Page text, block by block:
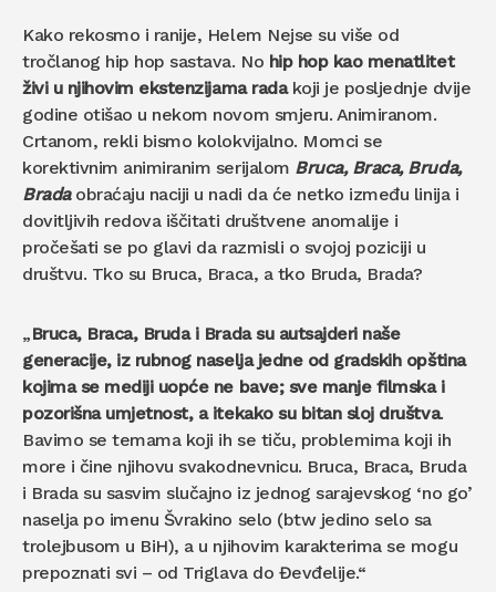
Kako rekosmo i ranije, Helem Nejse su više od
tročlanog hip hop sastava. No hip hop kao menatlitet
živi u njihovim ekstenzijama radakoji je posljednje dvije
godine otišao u nekom novom smjeru. Animiranom.
Crtanom, rekli bismo kolokvijalno. Momci se
korektivnim animiranim serijalom Bruca, Braca, Bruda,
Bradaobraćaju naciji u nadi da će netko između linija i
dovitljivih redova iščitati društvene anomalije i
pročešati se po glavi da razmisli o svojoj poziciji u
društvu. Tko su Bruca, Braca, a tko Bruda, Brada?
„Bruca, Braca, Bruda i Brada su autsajderi naše
generacije, iz rubnog naselja jedne od gradskih opština
kojima se mediji uopće ne bave; sve manje filmska i
pozorišna umjetnost, a itekako su bitan sloj društva.
Bavimo se temama koji ih se tiču, problemima koji ih
more i čine njihovu svakodnevnicu. Bruca, Braca, Bruda
i Brada su sasvim slučajno iz jednog sarajevskog ‘no go’
naselja po imenu Švrakino selo (btw jedino selo sa
trolejbusom u BiH), a u njihovim karakterima se mogu
prepoznati svi – od Triglava do Đevđelije.“